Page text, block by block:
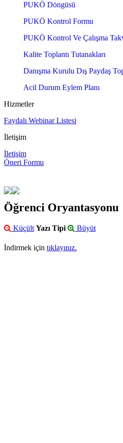
PUKÖ Döngüsü
PUKÖ Kontrol Formu
PUKÖ Kontrol Ve Çalışma
Kalite Toplantı Tutanakları
Danışma Kurulu Dış Paydaş
Acil Durum Eylem Planı
Hizmetler
Faydalı Webinar Listesi
İletişim
İletişim
Öneri Formu
Öğrenci Oryantasyonu
Küçült Yazı Tipi Büyüt
İndirmek için tıklayınız.